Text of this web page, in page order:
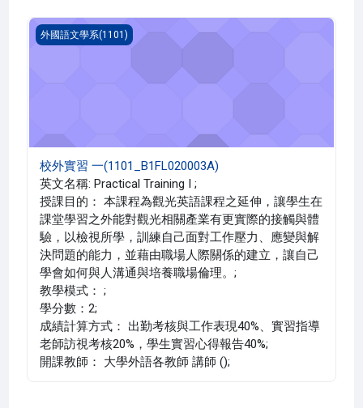
校外實習 一(1101_B1FL020003A)
外國語文學系(1101)
校外實習 一(1101_B1FL020003A)
英文名稱: Practical Training I ;
授課目的： 本課程為觀光英語課程之延伸，讓學生在
課堂學習之外能對觀光相關產業有更實際的接觸與體
驗，以檢視所學，訓練自己面對工作壓力、應變與解
決問題的能力，並藉由職場人際關係的建立，讓自己
學會如何與人溝通與培養職場倫理。;
教學模式： ;
學分數：2;
成績計算方式： 出勤考核與工作表現40%、實習指導
老師訪視考核20%，學生實習心得報告40%;
開課教師： 大學外語各教師 講師 ();